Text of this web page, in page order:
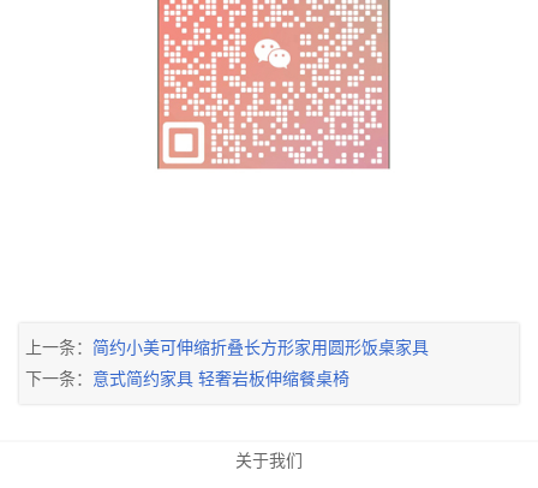
上一条： 简约小美可伸缩折叠长方形家用圆形饭桌家具
下一条： 意式简约家具 轻奢岩板伸缩餐桌椅
关于我们